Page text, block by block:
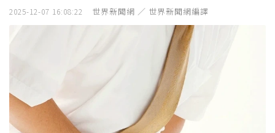
2025-12-07 16:08:22 世界新聞網 ／ 世界新聞網編譯